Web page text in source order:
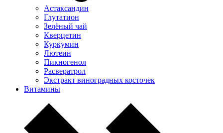
Астаксандин
Глутатион
Зелёный чай
Кверцетин
Куркумин
Лютеин
Пикногенол
Расвератрол
Экстракт виноградных косточек
Витамины